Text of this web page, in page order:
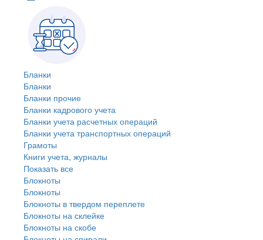
Бланки
Бланки
Бланки прочие
Бланки кадрового учета
Бланки учета расчетных операций
Бланки учета транспортных операций
Грамоты
Книги учета, журналы
Показать все
Блокноты
Блокноты
Блокноты в твердом переплете
Блокноты на склейке
Блокноты на скобе